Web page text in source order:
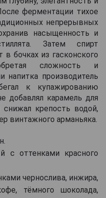
ферментации тихое
непрерывных
насыщенность и
Затем спирт
бочках из гасконского
сложность и
напитка производитель
к купажированию
добавлял карамель для
крепость водой,
винтажного арманьяка.
с оттенками красного
чернослива, инжира,
тёмного шоколада,